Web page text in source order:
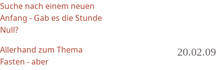
Suche nach einem neuen
Anfang - Gab es die Stunde
Null?
Allerhand zum Thema
Fasten - aber
20.02.09